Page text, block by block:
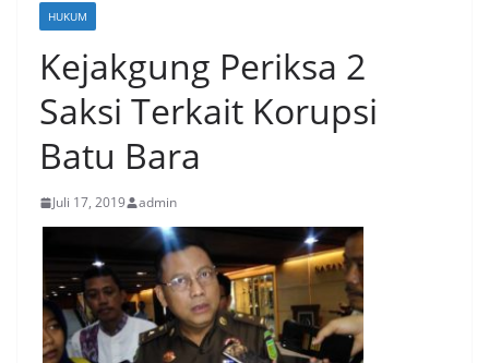
HUKUM
Kejakgung Periksa 2
Saksi Terkait Korupsi
Batu Bara
Juli 17, 2019 admin